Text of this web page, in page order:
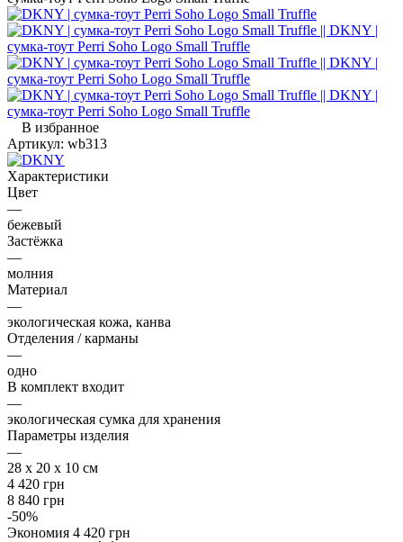
В избранное
Артикул: wb313
Характеристики
Цвет
—
бежевый
Застёжка
—
молния
Материал
—
экологическая кожа, канва
Отделения / карманы
—
одно
В комплект входит
—
экологическая сумка для хранения
Параметры изделия
—
28 x 20 x 10 см
4 420 грн
8 840 грн
-50%
Экономия 4 420 грн